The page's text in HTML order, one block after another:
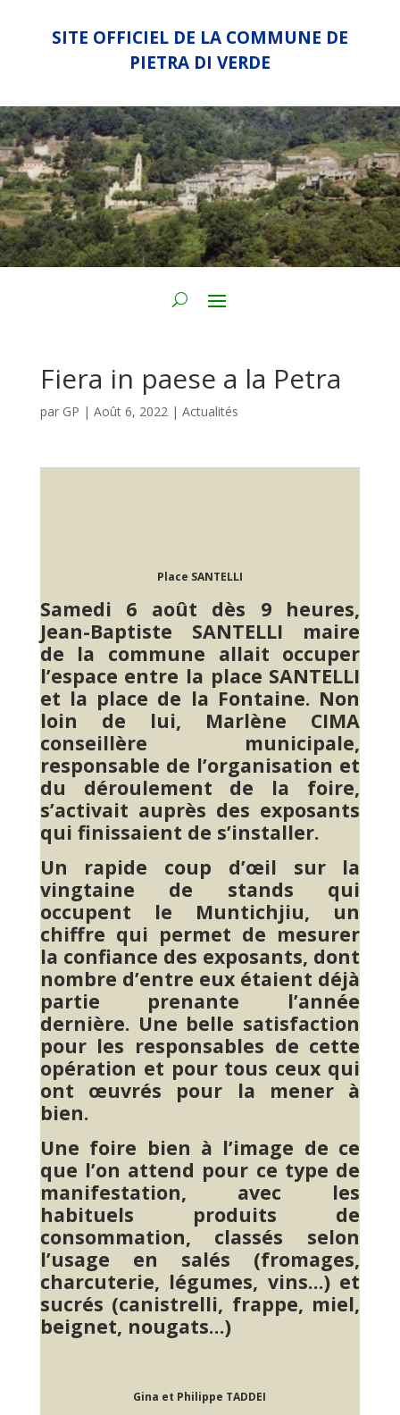
SITE OFFICIEL DE LA COMMUNE DE
PIETRA DI VERDE
Fiera in paese a la Petra
par GP | Août 6, 2022| Actualités
Place SANTELLI
Samedi 6 août dès 9 heures,
Jean-Baptiste SANTELLI maire
de la commune allait occuper
l’espace entre la place SANTELLI
et la place de la Fontaine. Non
loin de lui, Marlène CIMA
conseillère municipale,
responsable de l’organisation et
du déroulement de la foire,
s’activait auprès des exposants
qui finissaient de s’installer.
Un rapide coup d’œil sur la
vingtaine de stands qui
occupent le Muntichjiu, un
chiffre qui permet de mesurer
la confiance des exposants, dont
nombre d’entre eux étaient déjà
partie prenante l’année
dernière. Une belle satisfaction
pour les responsables de cette
opération et pour tous ceux qui
ont œuvrés pour la mener à
bien.
Une foire bien à l’image de ce
que l’on attend pour ce type de
manifestation, avec les
habituels produits de
consommation, classés selon
l’usage en salés (fromages,
charcuterie, légumes, vins…) et
sucrés (canistrelli, frappe, miel,
beignet, nougats…)
Gina et Philippe TADDEI